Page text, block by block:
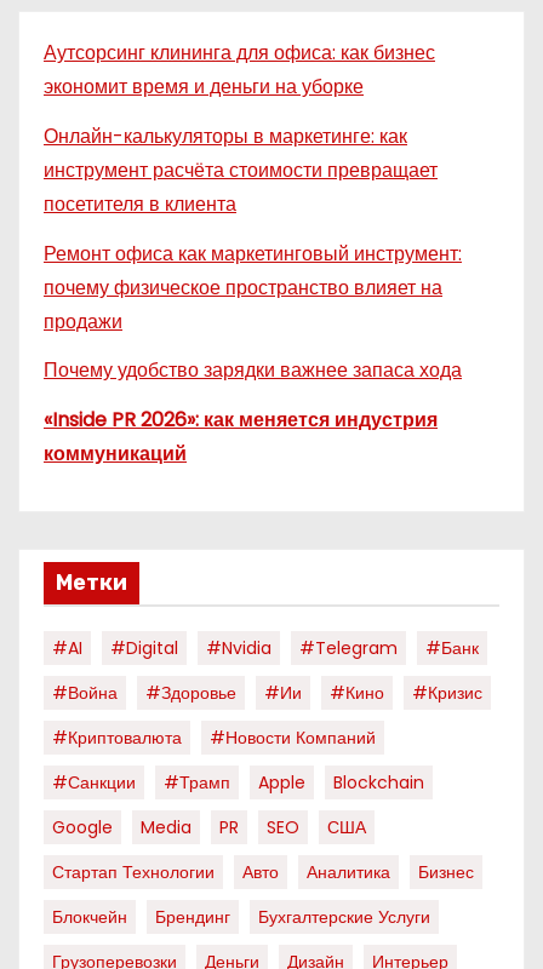
Аутсорсинг клининга для офиса: как бизнес
экономит время и деньги на уборке
Онлайн-калькуляторы в маркетинге: как
инструмент расчёта стоимости превращает
посетителя в клиента
Ремонт офиса как маркетинговый инструмент:
почему физическое пространство влияет на
продажи
Почему удобство зарядки важнее запаса хода
«Inside PR 2026»: как меняется индустрия
коммуникаций
Метки
#AI #digital #nvidia #telegram
#банк
#война
#здоровье #ии #кино
#кризис
#криптовалюта
#новости Компаний
#санкции
#трамп Apple
Blockchain
Google
Media PR SEO
США
Стартап Технологии
Авто Аналитика
Бизнес
Блокчейн
Брендинг
Бухгалтерские Услуги
Грузоперевозки
Деньги Дизайн
Интерьер